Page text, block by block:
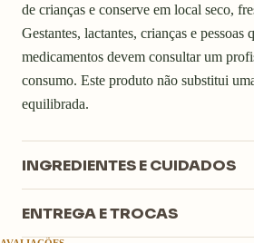
de crianças e conserve em local seco,
Gestantes, lactantes, crianças e pessoas
medicamentos devem consultar um
consumo. Este produto não substitui
equilibrada.
INGREDIENTES E CUIDADOS
ENTREGA E TROCAS